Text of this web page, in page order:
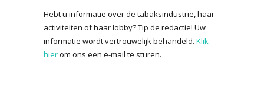
Hebt u informatie over de tabaksindustrie, haar
activiteiten of haar lobby? Tip de redactie! Uw
informatie wordt vertrouwelijk behandeld. Klik
hierom ons een e-mail te sturen.